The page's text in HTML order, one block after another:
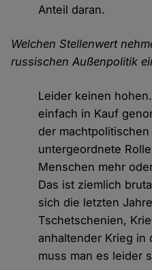
Anteil daran.
Welchen Stellenwert
russischen Außenpolitik
Leider keinen
einfach in Kauf
der
untergeordnete
Menschen mehr
Das ist ziemlich
sich die letzten
Tschetschenien,
anhaltender Krieg in
muss man es leider